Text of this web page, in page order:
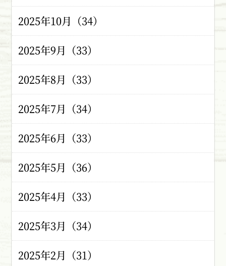
2025年10月（34）
2025年9月（33）
2025年8月（33）
2025年7月（34）
2025年6月（33）
2025年5月（36）
2025年4月（33）
2025年3月（34）
2025年2月（31）